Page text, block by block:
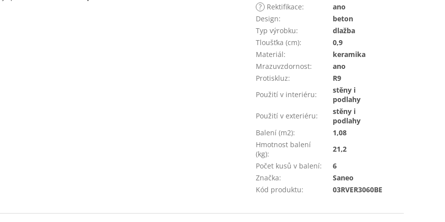
? Rektifikace:
ano
Design:
beton
Typ výrobku:
dlažba
Tloušťka (cm):
0,9
Materiál:
keramika
Mrazuvzdornost:
ano
Protiskluz:
R9
Použití v interiéru:
stěny i
podlahy
Použití v exteriéru:
stěny i
podlahy
Balení (m2):
1,08
Hmotnost balení
(kg):
21,2
Počet kusů v balení:
6
Značka:
Saneo
Kód produktu: 03RVER3060BE